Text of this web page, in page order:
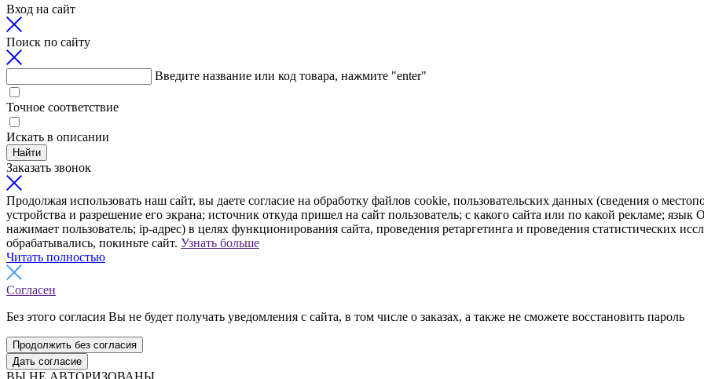
Вход на сайт
Поиск по сайту
Введите название или код товара, нажмите "enter"
Точное соответствие
Искать в описании
Найти
Заказать звонок
Продолжая использовать наш сайт, вы даете согласие на обработку файлов cookie, пользовательских данных (сведения о
устройства и разрешение его экрана; источник откуда пришел на сайт пользователь; с какого сайта или по какой рекламе;
нажимает пользователь; ip-адрес) в целях функционирования сайта, проведения ретаргетинга и проведения статистических
обрабатывались, покиньте сайт. Узнать больше
Читать полностью
Согласен
Без этого согласия Вы не будет получать уведомления с сайта, в том числе о заказах, а также не сможете восстановить пароль
Продолжить без согласия
Дать согласие